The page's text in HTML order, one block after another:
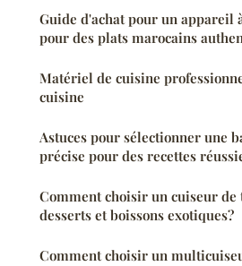
Guide d'achat pour un appareil
pour des plats marocains
Matériel de cuisine
cuisine
Astuces pour sélectionner une
précise pour des recettes
Comment choisir un cuiseur de
desserts et boissons exotiques?
Comment choisir un